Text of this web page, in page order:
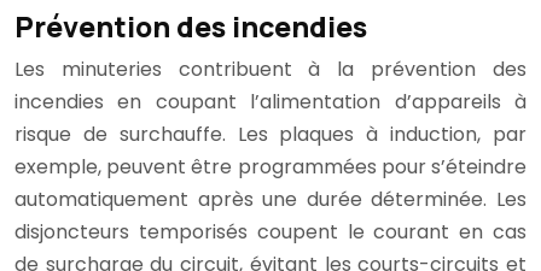
Prévention des incendies
Les minuteries contribuent à la prévention des
incendies en coupant l’alimentation d’appareils à
risque de surchauffe. Les plaques à induction, par
exemple, peuvent être programmées pour s’éteindre
automatiquement après une durée déterminée. Les
disjoncteurs temporisés coupent le courant en cas
de surcharge du circuit, évitant les courts-circuits et